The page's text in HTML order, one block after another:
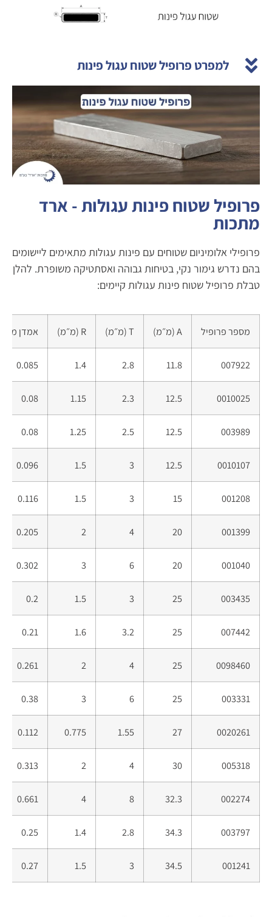
למפרט פרופיל שטוח עגול פינות
פרופיל שטוח פינות עגולות - ארד
מתכות
פרופילי אלומיניום שטוחים עם פינות עגולות מתאימים ליישומים
בהם נדרש גימור נקי, בטיחות גבוהה ואסתטיקה משופרת. להלן
טבלת פרופיל שטוח פינות עגולות קיימים:
מספר פרופיל A (מ״מ) T (מ״מ) R (מ״מ) אמדן
007922
11.8
2.8
1.4
0.085
0010025
12.5
2.3
1.15
0.08
003989
12.5
2.5
1.25
0.08
0010107
12.5
3
1.5
0.096
001208
15
3
1.5
0.116
001399
20
4
2
0.205
001040
20
6
3
0.302
003435
25
3
1.5
0.2
007442
25
3.2
1.6
0.21
0098460
25
4
2
0.261
003331
25
6
3
0.38
0020261
27
1.55
0.775
0.112
005318
30
4
2
0.313
002274
32.3
8
4
0.661
003797
34.3
2.8
1.4
0.25
001241
34.5
3
1.5
0.27